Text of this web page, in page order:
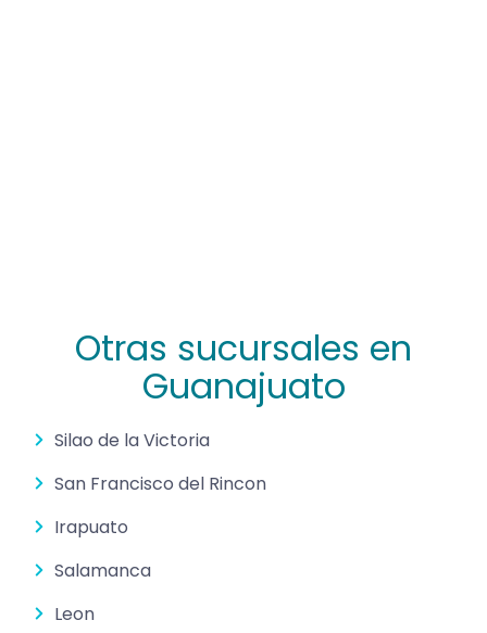
Otras sucursales en
Guanajuato
Silao de la Victoria
San Francisco del Rincon
Irapuato
Salamanca
Leon